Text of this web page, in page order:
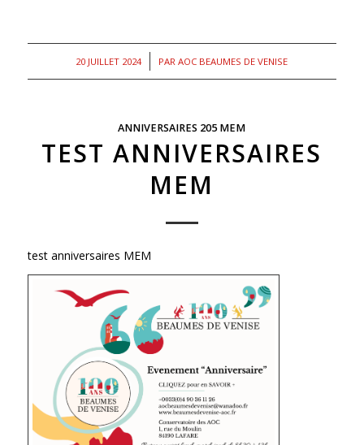
20 JUILLET 2024
/ PARAOC BEAUMES DE VENISE
ANNIVERSAIRES 205 MEM
TEST ANNIVERSAIRES
MEM
test anniversaires MEM